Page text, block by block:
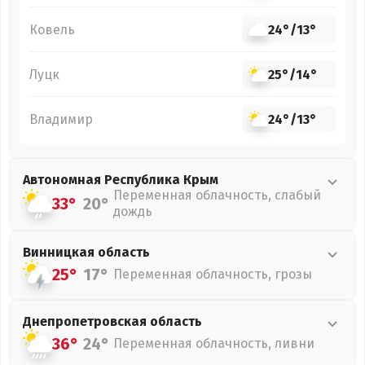
Ковель 24°/13°
Луцк 25°/14°
Владимир 24°/13°
Автономная Республика Крым
33° 20° Переменная облачность, слабый
дождь
Винницкая область
25° 17° Переменная облачность, грозы
Днепропетровская область
36° 24° Переменная облачность, ливни